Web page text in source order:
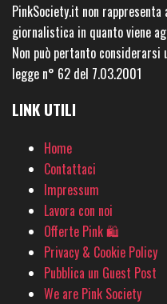
PinkSociety.it non
giornalistica in quanto viene
Non può pertanto
legge n° 62 del 7.03.2001
LINK UTILI
Home
Contattaci
Impressum
Lavora con noi
Offerte Pink 🛍
Privacy & Cookie Policy
Pubblica un Guest Post
We are Pink Society